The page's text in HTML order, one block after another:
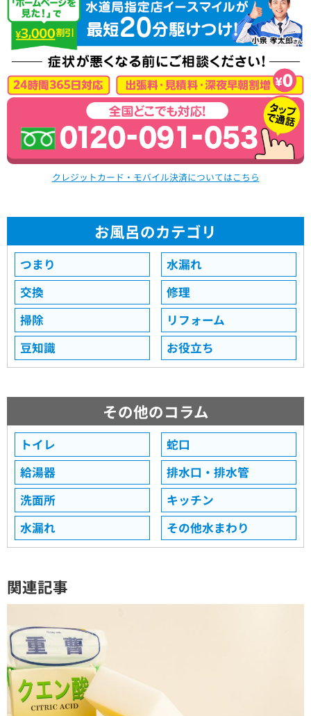
クレジットカード・モバイル決済についてはこちら
お風呂のカテゴリ
つまり
水漏れ
交換
修理
掃除
リフォーム
豆知識
お役立ち
その他のコラム
トイレ
蛇口
給湯器
排水口・排水管
洗面所
キッチン
水漏れ
その他水まわり
関連記事